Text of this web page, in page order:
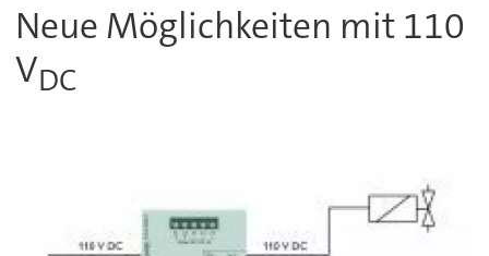
Neue Möglichkeiten mit 110
VDC